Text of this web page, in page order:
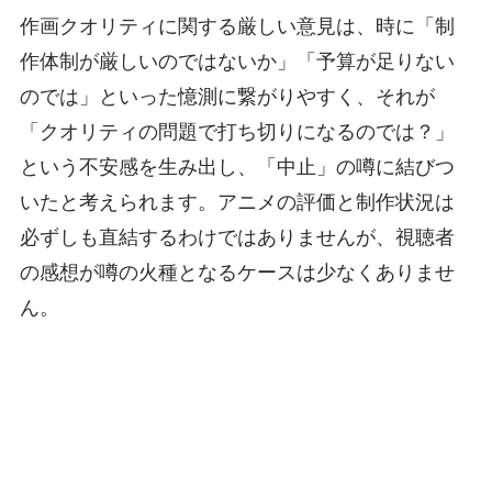
作画クオリティに関する厳しい意見は、時に「制
作体制が厳しいのではないか」「予算が足りない
のでは」といった憶測に繋がりやすく、それが
「クオリティの問題で打ち切りになるのでは？」
という不安感を生み出し、「中止」の噂に結びつ
いたと考えられます。アニメの評価と制作状況は
必ずしも直結するわけではありませんが、視聴者
の感想が噂の火種となるケースは少なくありませ
ん。